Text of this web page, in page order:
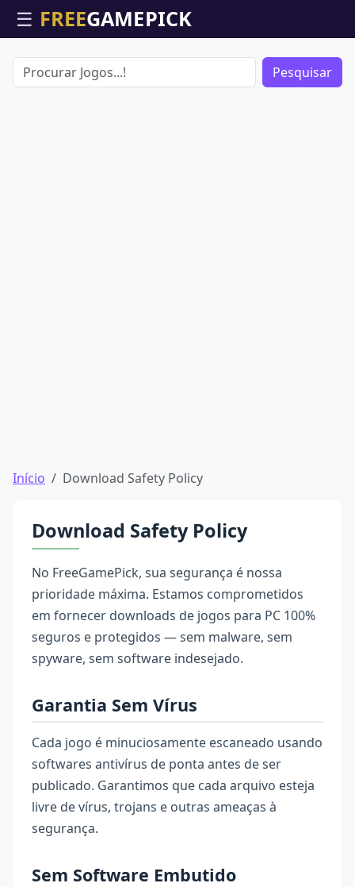
☰
Pesquisar
Início Download Safety Policy
Download Safety Policy
No FreeGamePick, sua segurança é nossa
prioridade máxima. Estamos comprometidos
em fornecer downloads de jogos para PC 100%
seguros e protegidos — sem malware, sem
spyware, sem software indesejado.
Garantia Sem Vírus
Cada jogo é minuciosamente escaneado usando
softwares antivírus de ponta antes de ser
publicado. Garantimos que cada arquivo esteja
livre de vírus, trojans e outras ameaças à
segurança.
Sem Software Embutido